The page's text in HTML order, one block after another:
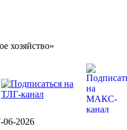
хозяйство»
06-2026